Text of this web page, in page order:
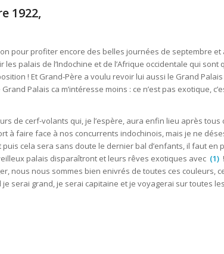
1922,
pour profiter encore des belles journées de septembre et
les palais de l’Indochine et de l’Afrique occidentale qui sont
! Et Grand-Père a voulu revoir lui aussi le Grand
Palais ca m’intéresse moins : ce n’est pas exotique,
de cerf-volants qui, je l’espère, aura enfin lieu après tous
à faire face à nos concurrents indochinois, mais je ne
puis cela sera sans doute le dernier bal d’enfants, il faut en
palais disparaîtront et leurs rêves exotiques avec (1)
nous nous sommes bien enivrés de toutes ces couleurs,
je serai grand, je serai capitaine et je voyagerai sur toutes